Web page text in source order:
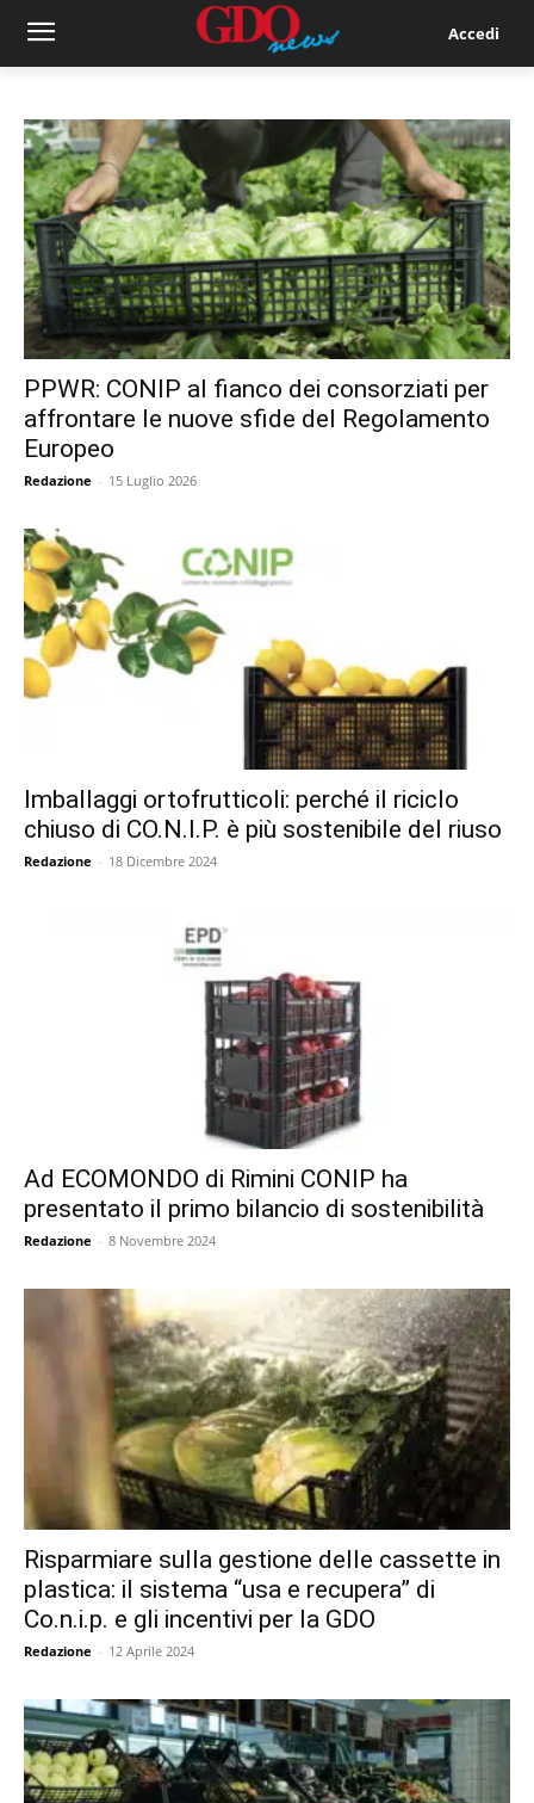
Accedi
PPWR: CONIP al fianco dei consorziati per
affrontare le nuove sfide del Regolamento
Europeo
Redazione - 15 Luglio 2026
Imballaggi ortofrutticoli: perché il riciclo
chiuso di CO.N.I.P. è più sostenibile del riuso
Redazione - 18 Dicembre 2024
Ad ECOMONDO di Rimini CONIP ha
presentato il primo bilancio di sostenibilità
Redazione - 8 Novembre 2024
Risparmiare sulla gestione delle cassette in
plastica: il sistema “usa e recupera” di
Co.n.i.p. e gli incentivi per la GDO
Redazione - 12 Aprile 2024